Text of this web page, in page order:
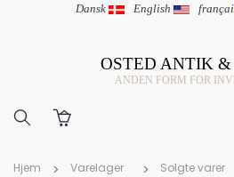
Dansk | English |
OSTED ANTIK &
ANDEN FORM FOR
Hjem Varelager Solgte varer